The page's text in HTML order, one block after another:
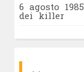
6 agosto 1985
dei killer